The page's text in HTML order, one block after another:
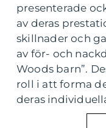
presenterade
av deras
skillnader och
av för- och
Woods barn”.
roll i att forma
deras